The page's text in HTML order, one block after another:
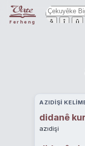
Ferheng ê î û
AZIDIŞI
didanê
azıdişi